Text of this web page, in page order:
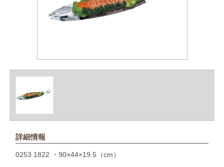
詳細情報
0253 1822 ・90×44×19.5（cm）